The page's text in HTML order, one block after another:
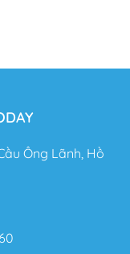
Ông Lãnh, Hồ